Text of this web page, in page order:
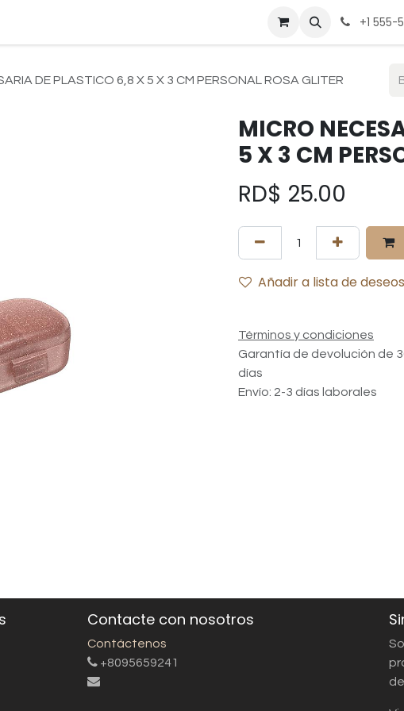
Muebles +1 555-
DE PLASTICO 6,8 X 5 X 3 CM PERSONAL ROSA GLITER
MICRO
5 X 3 CM
RD$ 25.00
Añadir a lista de deseos
Términos y condiciones
Garantía de devolución de
días
Envío: 2-3 días laborales
Contacte con nosotros
Contáctenos
+8095659241